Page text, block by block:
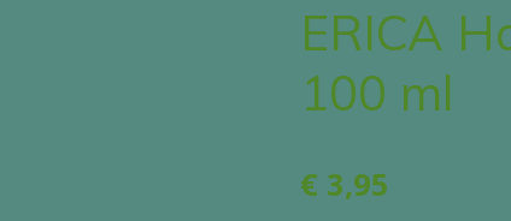
ERICA
100 ml
€ 3,95